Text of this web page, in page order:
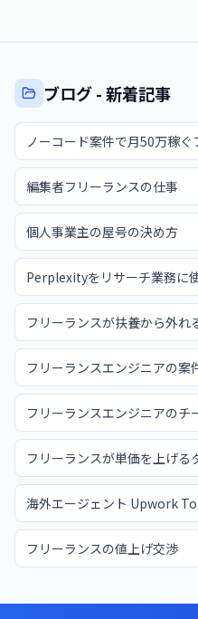
ブログ - 新着記事
ノーコード案件で月50万稼ぐ
編集者フリーランスの仕事
個人事業主の屋号の決め方
Perplexityをリサーチ業務に
フリーランスが扶養から外れ
フリーランスエンジニアの案
フリーランスエンジニアのチ
海外エージェント Upwork
フリーランスの値上げ交渉